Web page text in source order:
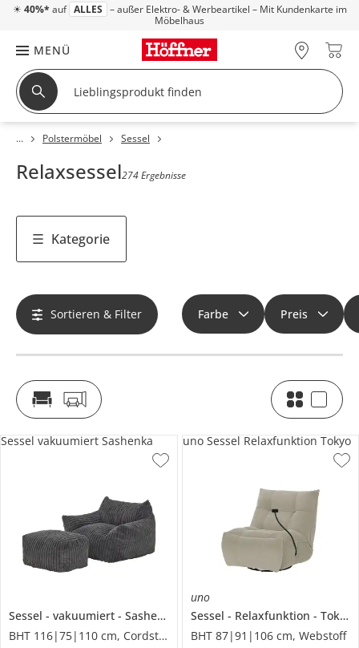
☀ 40%* auf ALLES – außer Elektro- & Werbeartikel – Mit Kundenkarte im
Möbelhaus
MENÜ
Polstermöbel Sessel
Relaxsessel274 Ergebnisse
Kategorie
Sortieren & Filter Farbe Preis
Sessel vakuumiert
Sashenka
BHT 116|75|110 cm, Cordstoff grob
Sessel vakuumiert Sashenka
uno
Sessel
Relaxfunktion
Tokyo
BHT 87|91|106 cm, Webstoff
uno Sessel Relaxfunktion Tokyo